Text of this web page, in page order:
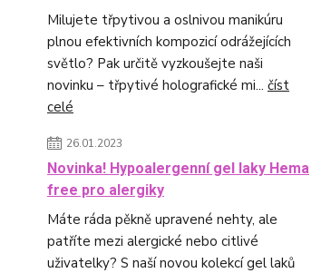
Milujete třpytivou a oslnivou manikúru
plnou efektivních kompozicí odrážejících
světlo? Pak určitě vyzkoušejte naši
novinku – třpytivé holografické mi... číst
celé
26.01.2023
Novinka! Hypoalergenní gel laky Hema
free pro alergiky
Máte ráda pěkně upravené nehty, ale
patříte mezi alergické nebo citlivé
uživatelky? S naší novou kolekcí gel laků